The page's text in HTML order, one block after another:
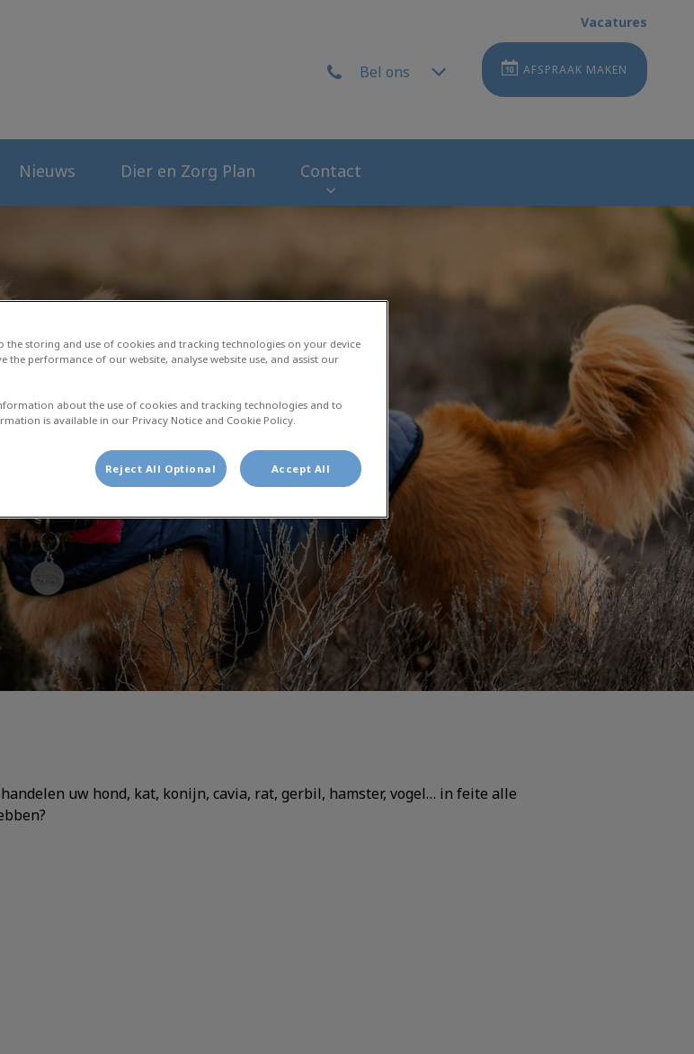
Vacatures
Bel ons AFSPRAAK MAKEN
Nieuws Dier en Zorg Plan Contact
uw hond, kat, konijn, cavia, rat, gerbil, hamster, vogel… in feite alle
the storing and use of cookies and tracking technologies on your device
the performance of our website, analyse website use, and assist our
about the use of cookies and tracking technologies and to
is available in our Privacy Notice and Cookie Policy.
Reject All Optional Accept All